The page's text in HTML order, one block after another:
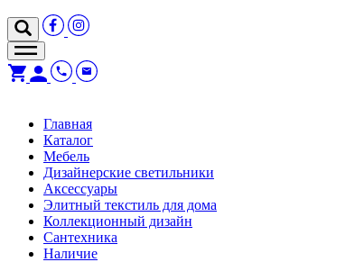
Главная
Каталог
Мебель
Дизайнерские светильники
Аксессуары
Элитный текстиль для дома
Коллекционный дизайн
Сантехника
Наличие